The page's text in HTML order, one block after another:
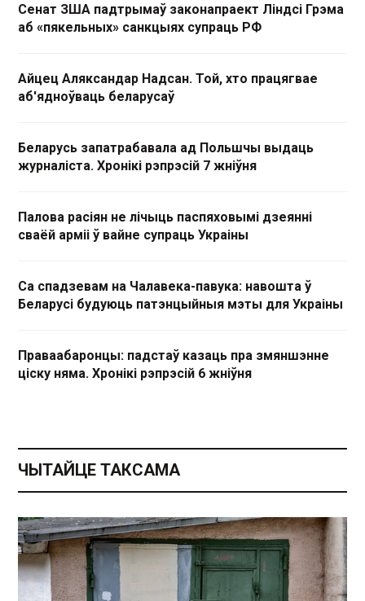
Сенат ЗША падтрымаў законапраект Ліндсі Грэма
аб «пякельных» санкцыях супраць РФ
Айцец Аляксандар Надсан. Той, хто працягвае
аб'ядноўваць беларусаў
Беларусь запатрабавала ад Польшчы выдаць
журналіста. Хронікі рэпрэсій 7 жніўня
Палова расіян не лічыць паспяховымі дзеянні
сваёй арміі ў вайне супраць Украіны
Са спадзевам на Чалавека-павука: навошта ў
Беларусі будуюць патэнцыйныя мэты для Украіны
Праваабаронцы: падстаў казаць пра змяншэнне
ціску няма. Хронікі рэпрэсій 6 жніўня
ЧЫТАЙЦЕ ТАКСАМА